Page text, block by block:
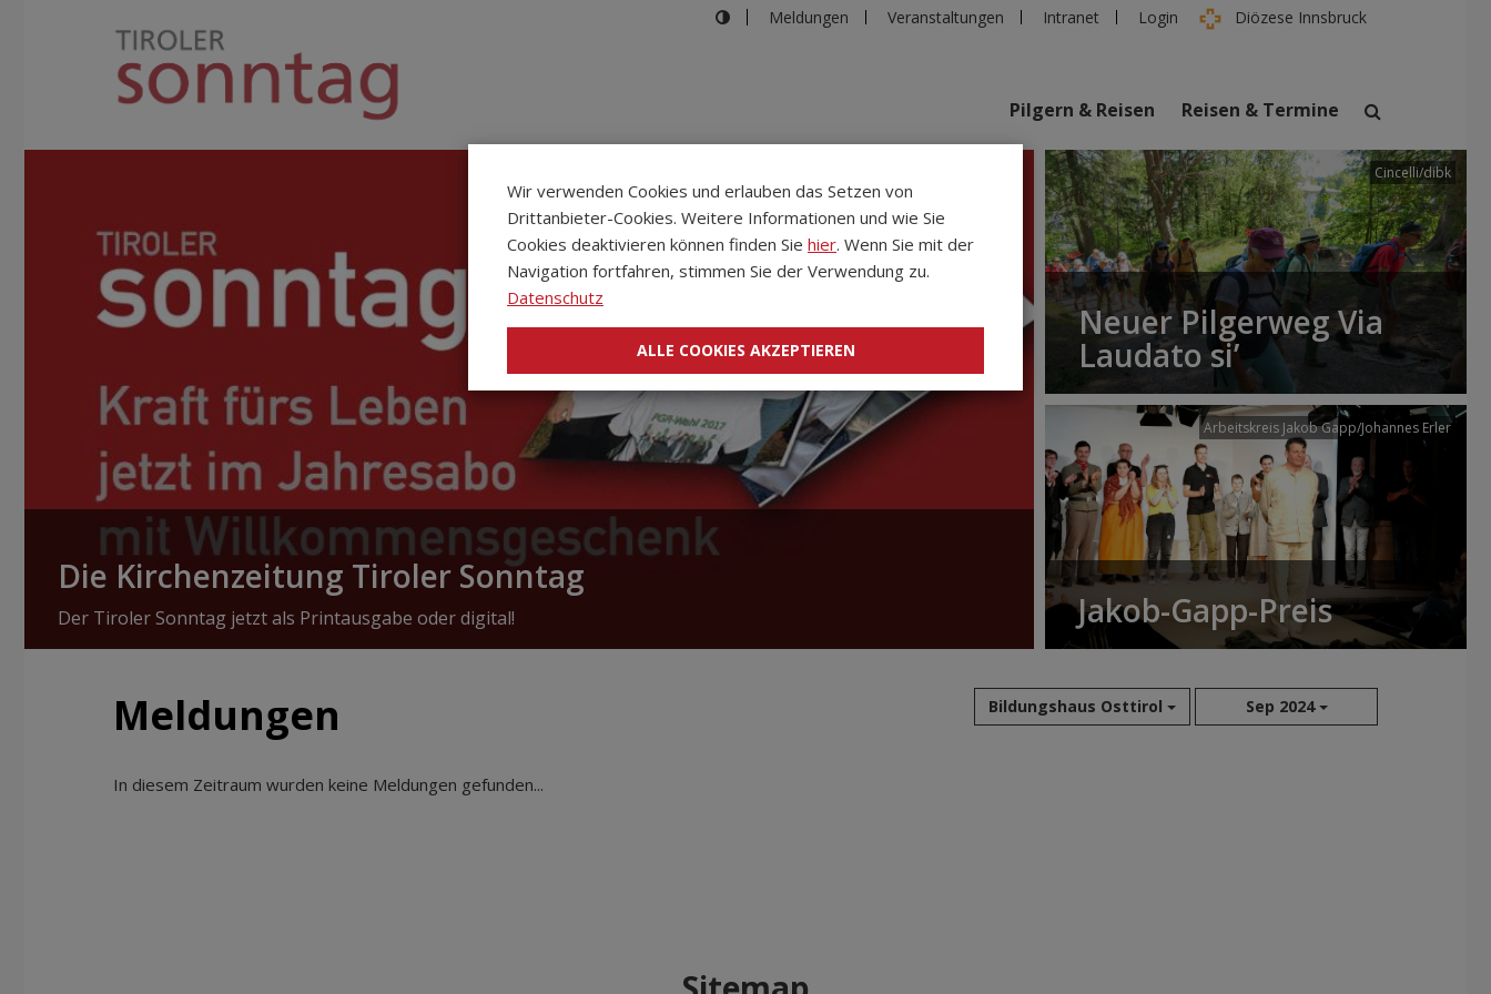
Meldungen Veranstaltungen Intranet Login Diözese Innsbruck
suchen
Veranstaltungen Personen
Pilgern & Reisen Reisen & Termine
Die Kirchenzeitung Tiroler Sonntag
Der Tiroler Sonntag jetzt als Printausgabe oder digital!
Cincelli/dibk
Neuer Pilgerweg Via
Laudato si’
Arbeitskreis Jakob Gapp/Johannes Erler
Jakob-Gapp-Preis
Meldungen Bildungshaus Osttirol Sep 2024
In diesem Zeitraum wurden keine Meldungen gefunden...
Wir verwenden Cookies und erlauben das Setzen von
Drittanbieter-Cookies. Weitere Informationen und wie Sie
Cookies deaktivieren können finden Sie hier. Wenn Sie mit der
Navigation fortfahren, stimmen Sie der Verwendung zu.
Datenschutz
ALLE COOKIES AKZEPTIEREN